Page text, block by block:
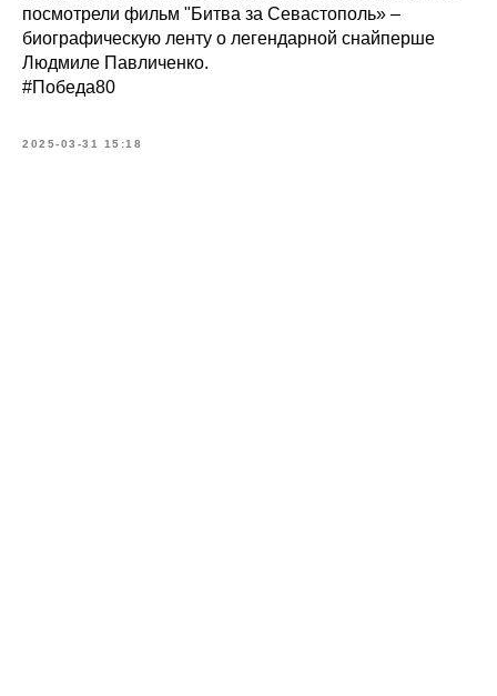
посмотрели фильм "Битва за Севастополь» –
биографическую ленту о легендарной снайперше
Людмиле Павличенко.
#Победа80
2025-03-31 15:18